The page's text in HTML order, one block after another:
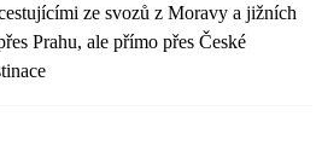
ze svozů z Moravy a jižních
Prahu, ale přímo přes České